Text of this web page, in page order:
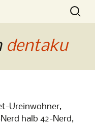
Suchen
nach:
dentaku
Ureinwohner,
halb 42-Nerd,